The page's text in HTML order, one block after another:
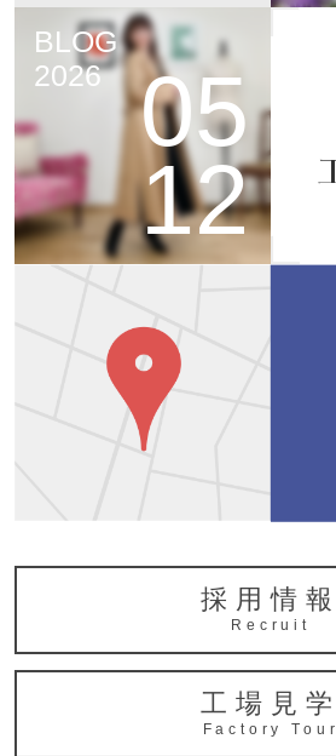
BLOG
2026
05
12
採用情報
Recruit
工場見学
Factory Tour